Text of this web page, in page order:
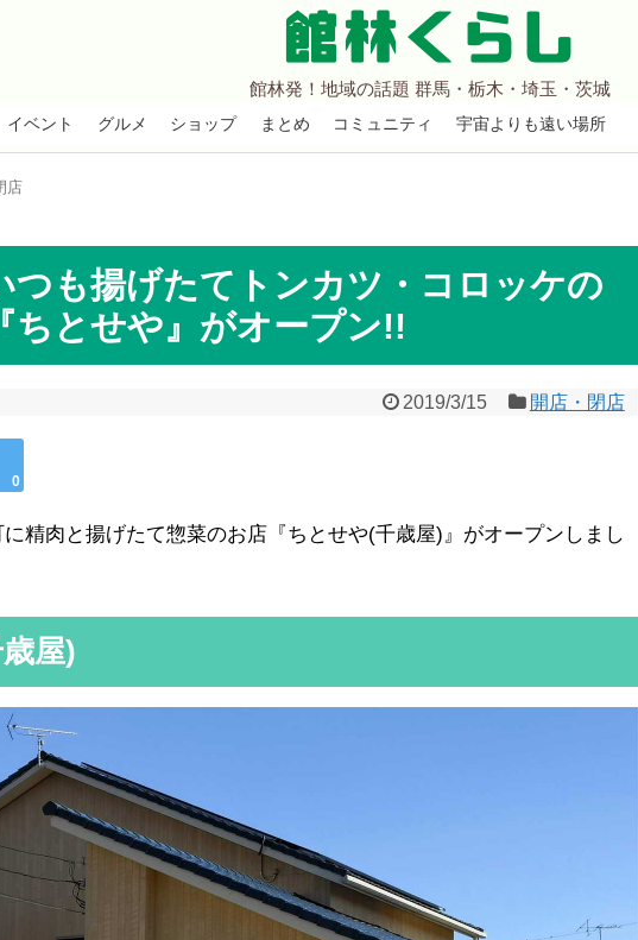
館林くらし
館林発！地域の話題 群馬・栃木・埼玉・茨城
イベント グルメ ショップ まとめ コミュニティ 宇宙よりも遠い場所
店
つも揚げたてトンカツ・コロッケの
ちとせや』がオープン!!
2019/3/15 開店・閉店
0
精肉と揚げたて惣菜のお店『ちとせや(千歳屋)』がオープンしまし
屋)